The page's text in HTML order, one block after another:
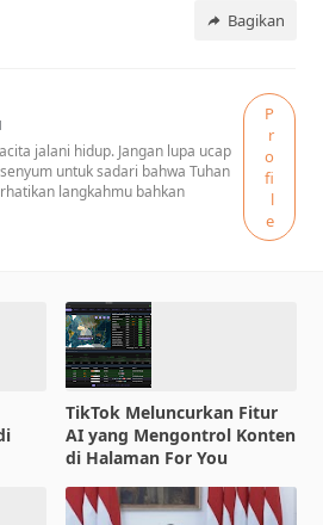
Bagikan
jalani hidup. Jangan lupa ucap
untuk sadari bahwa Tuhan
langkahmu bahkan
P
r
o
fi
l
e
TikTok Meluncurkan Fitur
AI yang Mengontrol Konten
di Halaman For You